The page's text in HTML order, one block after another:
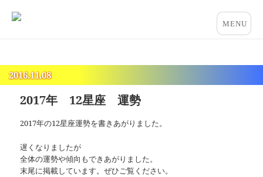
2016.11.08
2017年 12星座 運勢
2017年の12星座運勢を書きあがりました。
遅くなりましたが
全体の運勢や傾向もできあがりました。
末尾に掲載しています。ぜひご覧ください。